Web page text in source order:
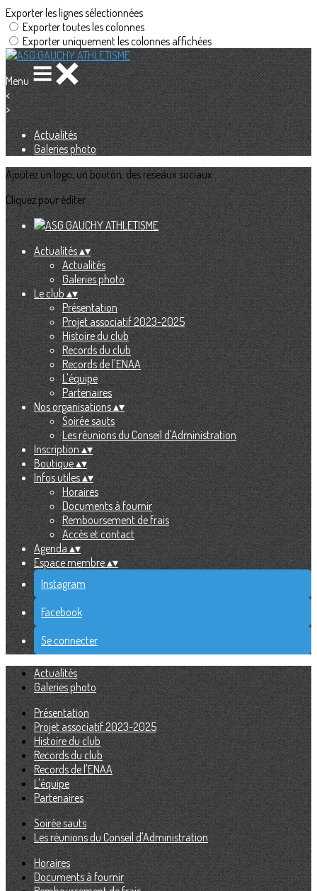
Exporter les lignes sélectionnées
Exporter toutes les colonnes
Exporter uniquement les colonnes affichées
Menu
<
>
Actualités
Galeries photo
Ajoutez un logo, un bouton, des réseaux sociaux
Cliquez pour éditer
Actualités▴▾
Actualités
Galeries photo
Le club▴▾
Présentation
Projet associatif 2023-2025
Histoire du club
Records du club
Records de l'ENAA
L'équipe
Partenaires
Nos organisations▴▾
Soirée sauts
Les réunions du Conseil d'Administration
Inscription▴▾
Boutique▴▾
Infos utiles▴▾
Horaires
Documents à fournir
Remboursement de frais
Accès et contact
Agenda▴▾
Espace membre▴▾
Instagram
Facebook
Se connecter
Actualités
Galeries photo
Présentation
Projet associatif 2023-2025
Histoire du club
Records du club
Records de l'ENAA
L'équipe
Partenaires
Soirée sauts
Les réunions du Conseil d'Administration
Horaires
Documents à fournir